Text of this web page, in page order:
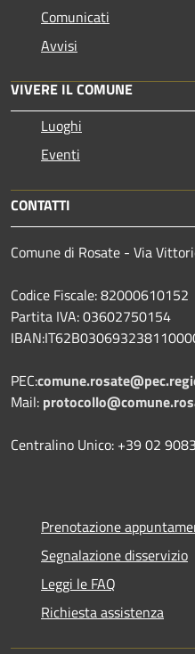
Comunicati
Avvisi
VIVERE IL COMUNE
Luoghi
Eventi
CONTATTI
Comune di Rosate - Via
Codice Fiscale: 82000610152
Partita IVA: 03602750154
PEC:
Mail:
Centralino Unico: +39 02
Prenotazione
Segnalazione disservizio
Leggi le FAQ
Richiesta assistenza